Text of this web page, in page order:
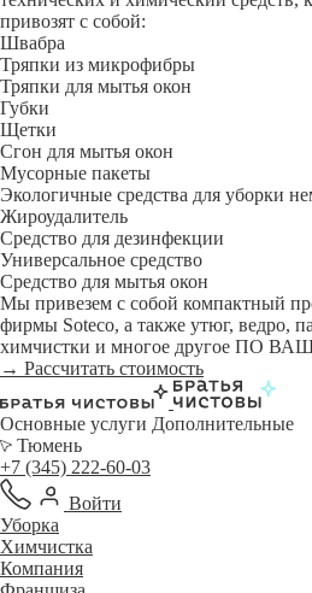
привозят с собой:
Швабра
Тряпки из микрофибры
Тряпки для мытья окон
Губки
Щетки
Сгон для мытья окон
Мусорные пакеты
Экологичные средства для уборки
Жироудалитель
Средство для дезинфекции
Универсальное средство
Средство для мытья окон
Мы привезем с собой компактный
фирмы Soteco, а также утюг, ведро,
химчистки и многое другое ПО
→ Рассчитать стоимость
Основные услуги Дополнительные
Тюмень
+7 (345) 222-60-03
Войти
Уборка
Химчистка
Компания